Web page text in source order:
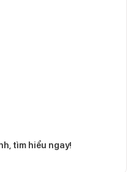
tìm hiểu ngay!